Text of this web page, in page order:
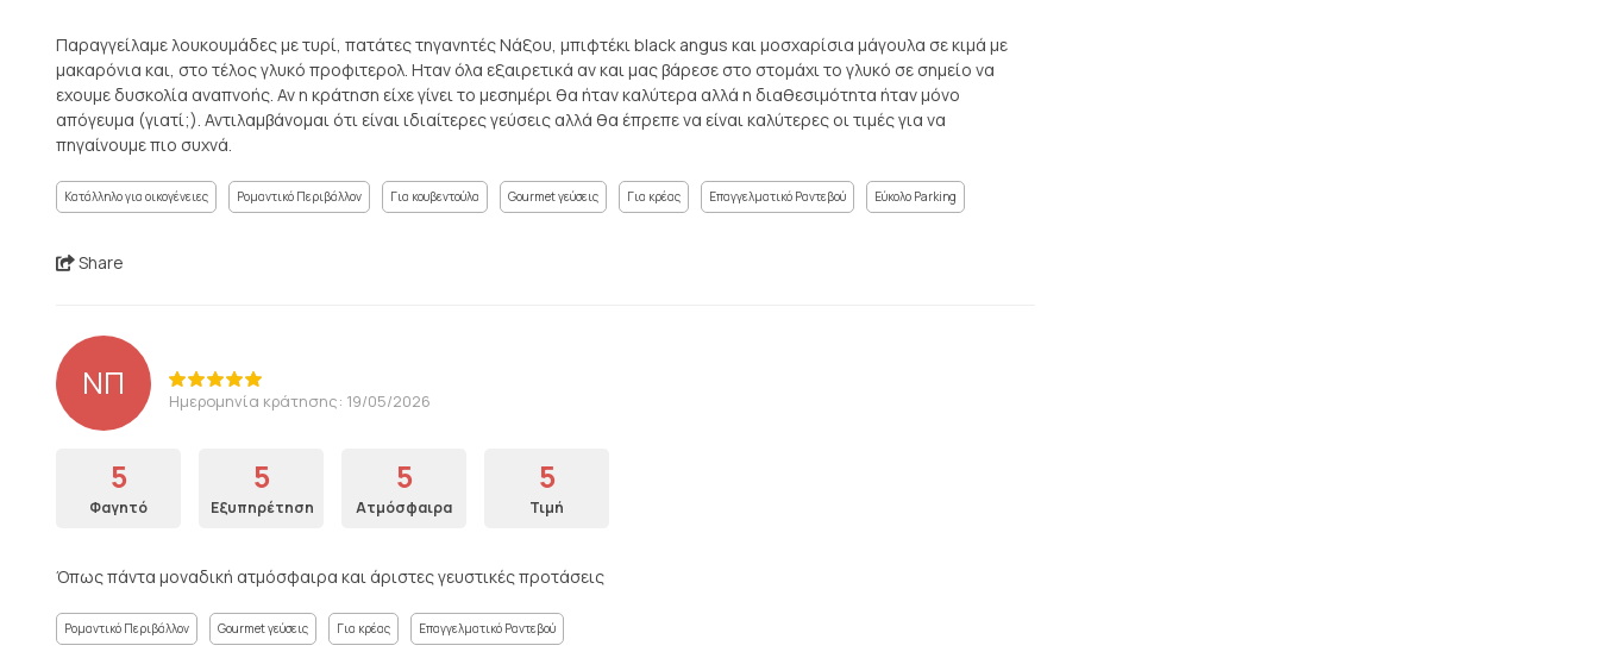
Παραγγείλαμε λουκουμάδες με τυρί, πατάτες τηγανητές Νάξου, μπιφτέκι black angus και μοσχαρίσια μάγουλα σε κιμά με
μακαρόνια και, στο τέλος γλυκό προφιτερολ. Ηταν όλα εξαιρετικά αν και μας βάρεσε στο στομάχι το γλυκό σε σημείο να
εχουμε δυσκολία αναπνοής. Αν η κράτηση είχε γίνει το μεσημέρι θα ήταν καλύτερα αλλά η διαθεσιμότητα ήταν μόνο
απόγευμα (γιατί;). Αντιλαμβάνομαι ότι είναι ιδιαίτερες γεύσεις αλλά θα έπρεπε να είναι καλύτερες οι τιμές για να
πηγαίνουμε πιο συχνά.
Κατάλληλο για οικογένειες Ρομαντικό Περιβάλλον Για κουβεντούλα Gourmet γεύσεις Για κρέας Επαγγελματικό Ραντεβού Εύκολο Parking
Share
ΝΠ Ημερομηνία κράτησης: 19/05/2026
5
Φαγητό
5
Εξυπηρέτηση
5
Ατμόσφαιρα
5
Τιμή
Όπως πάντα μοναδική ατμόσφαιρα και άριστες γευστικές προτάσεις
Ρομαντικό Περιβάλλον Gourmet γεύσεις Για κρέας Επαγγελματικό Ραντεβού